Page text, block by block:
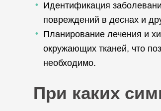
Идентификация
повреждений в деснах и
Планирование лечения и
окружающих тканей, что
необходимо.
При каких